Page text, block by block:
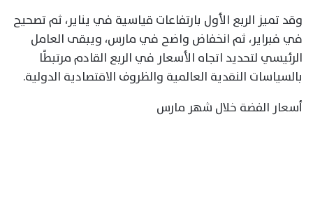
وقد تميز الربع الأول بارتفاعات قياسية في يناير، ثم تصحيح
في فبراير، ثم انخفاض واضح في مارس، ويبقى العامل
الرئيسي لتحديد اتجاه الأسعار في الربع القادم مرتبطًا
بالسياسات النقدية العالمية والظروف الاقتصادية الدولية.
أسعار الفضة خلال شهر مارس